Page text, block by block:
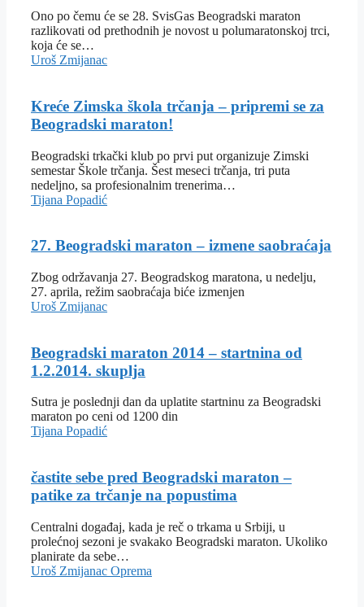
Ono po čemu će se 28. SvisGas Beogradski maraton
razlikovati od prethodnih je novost u polumaratonskoj trci,
koja će se…
Uroš Zmijanac
Kreće Zimska škola trčanja – pripremi se za
Beogradski maraton!
Beogradski trkački klub po prvi put organizuje Zimski
semestar Škole trčanja. Šest meseci trčanja, tri puta
nedeljno, sa profesionalnim trenerima…
Tijana Popadić
27. Beogradski maraton – izmene saobraćaja
Zbog održavanja 27. Beogradskog maratona, u nedelju,
27. aprila, režim saobraćaja biće izmenjen
Uroš Zmijanac
Beogradski maraton 2014 – startnina od
1.2.2014. skuplja
Sutra je poslednji dan da uplatite startninu za Beogradski
maraton po ceni od 1200 din
Tijana Popadić
častite sebe pred Beogradski maraton –
patike za trčanje na popustima
Centralni događaj, kada je reč o trkama u Srbiji, u
prolećnoj sezoni je svakako Beogradski maraton. Ukoliko
planirate da sebe…
Uroš Zmijanac Oprema